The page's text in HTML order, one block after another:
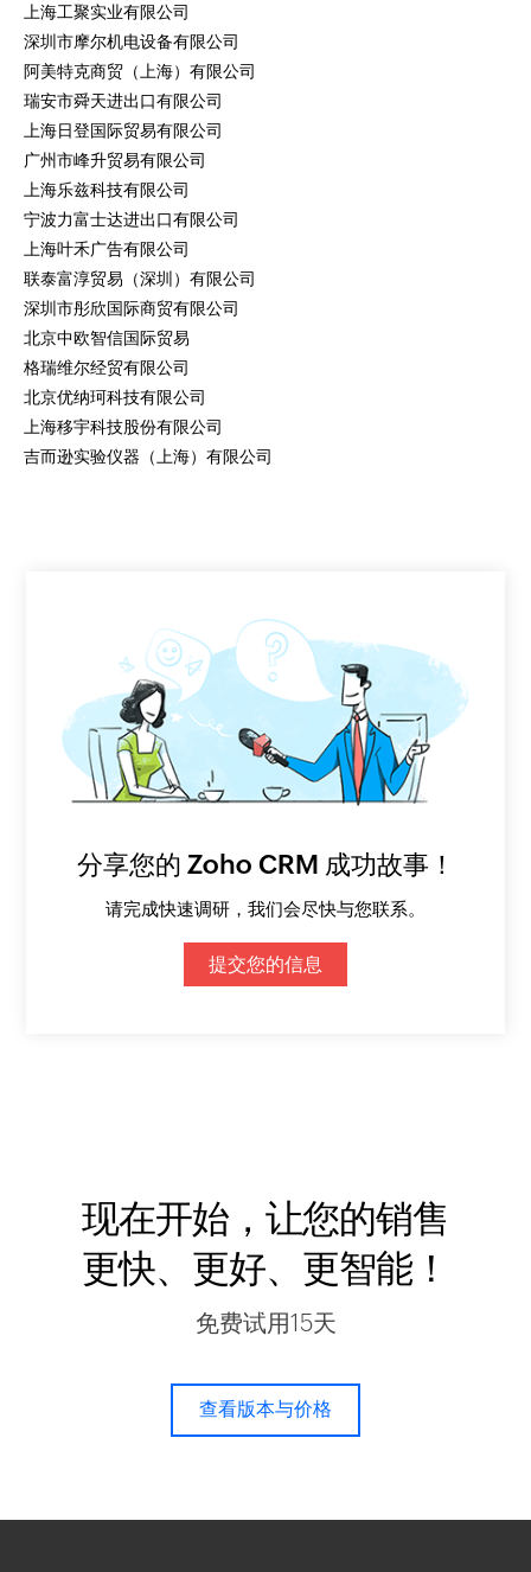
上海工聚实业有限公司
深圳市摩尔机电设备有限公司
阿美特克商贸（上海）有限公司
瑞安市舜天进出口有限公司
上海日登国际贸易有限公司
广州市峰升贸易有限公司
上海乐兹科技有限公司
宁波力富士达进出口有限公司
上海叶禾广告有限公司
联泰富淳贸易（深圳）有限公司
深圳市彤欣国际商贸有限公司
北京中欧智信国际贸易
格瑞维尔经贸有限公司
北京优纳珂科技有限公司
上海移宇科技股份有限公司
吉而逊实验仪器（上海）有限公司
分享您的 Zoho CRM 成功故事！
请完成快速调研，我们会尽快与您联系。
提交您的信息
现在开始，让您的销售
更快、更好、更智能！
免费试用15天
查看版本与价格